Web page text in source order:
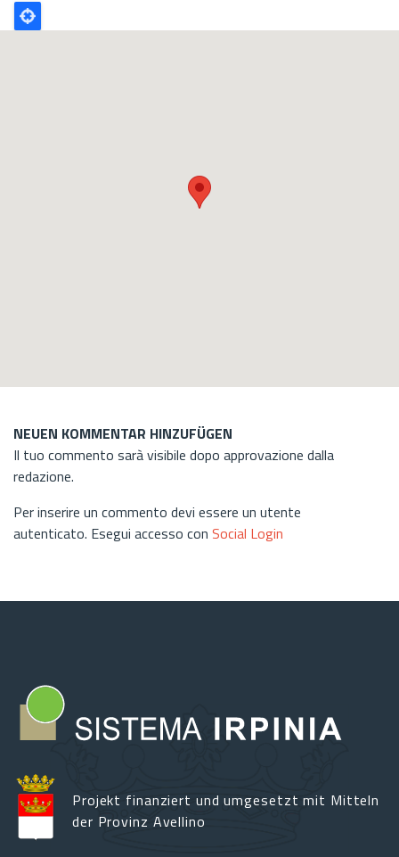
Poligono
GEO
NEUEN KOMMENTAR HINZUFÜGEN
Il tuo commento sarà visibile dopo approvazione dalla
redazione.
Per inserire un commento devi essere un utente
autenticato. Esegui accesso con Social Login
Projekt finanziert und umgesetzt mit Mitteln
der Provinz Avellino